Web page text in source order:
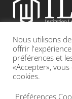
Etablissement
Adresse : 19,
INFOS
Nous utilisons
offrir
préférences et
«Accepter»,
cookies.
Préférences